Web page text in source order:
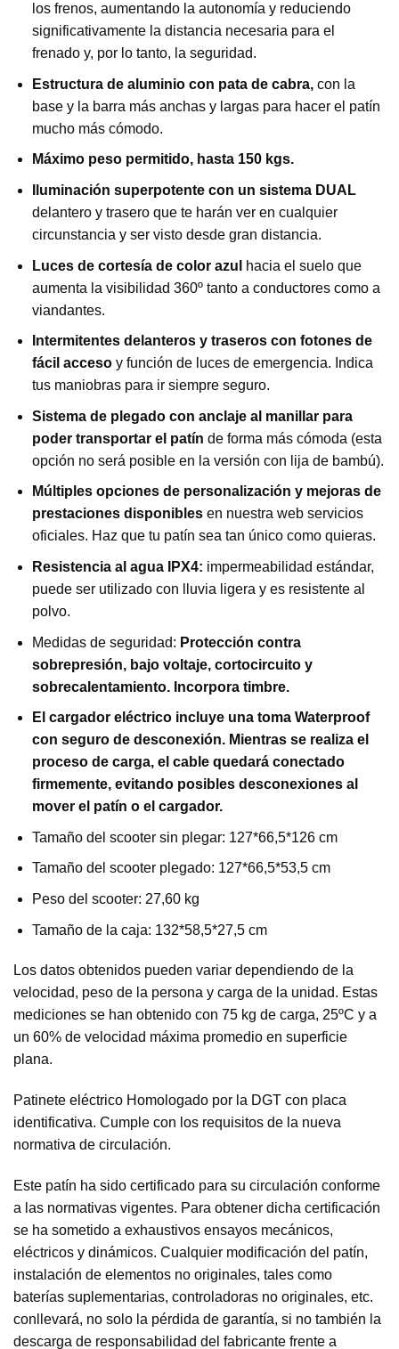
los frenos, aumentando la autonomía y reduciendo
significativamente la distancia necesaria para el
frenado y, por lo tanto, la seguridad.
Estructura de aluminio con pata de cabra,con la
base y la barra más anchas y largas para hacer el patín
mucho más cómodo.
Máximo peso permitido, hasta 150 kgs.
Iluminación superpotente con un sistema DUAL
delantero y trasero que te harán ver en cualquier
circunstancia y ser visto desde gran distancia.
Luces de cortesía de color azul
hacia el suelo que
aumenta la visibilidad 360º tanto a conductores como a
viandantes.
Intermitentes delanteros y traseros con fotones de
fácil accesoy función de luces de emergencia. Indica
tus maniobras para ir siempre seguro.
Sistema de plegado con anclaje al manillar para
poder transportar el patín de forma más cómoda (esta
opción no será posible en la versión con lija de bambú).
Múltiples opciones de personalización y mejoras de
prestaciones disponiblesen nuestra web servicios
oficiales. Haz que tu patín sea tan único como quieras.
Resistencia al agua IPX4: impermeabilidad estándar,
puede ser utilizado con lluvia ligera y es resistente al
polvo.
Medidas de seguridad: Protección contra
sobrepresión, bajo voltaje, cortocircuito y
sobrecalentamiento. Incorpora timbre.
El cargador eléctrico incluye una toma Waterproof
con seguro de desconexión. Mientras se realiza el
proceso de carga, el cable quedará conectado
firmemente, evitando posibles desconexiones al
mover el patín o el cargador.
Tamaño del scooter sin plegar: 127*66,5*126 cm
Tamaño del scooter plegado: 127*66,5*53,5 cm
Peso del scooter: 27,60 kg
Tamaño de la caja: 132*58,5*27,5 cm
Los datos obtenidos pueden variar dependiendo de la
velocidad, peso de la persona y carga de la unidad. Estas
mediciones se han obtenido con 75 kg de carga, 25ºC y a
un 60% de velocidad máxima promedio en superficie
plana.
Patinete eléctrico Homologado por la DGT con placa
identificativa. Cumple con los requisitos de la nueva
normativa de circulación.
Este patín ha sido certificado para su circulación conforme
a las normativas vigentes. Para obtener dicha certificación
se ha sometido a exhaustivos ensayos mecánicos,
eléctricos y dinámicos. Cualquier modificación del patín,
instalación de elementos no originales, tales como
baterías suplementarias, controladoras no originales, etc.
conllevará, no solo la pérdida de garantía, si no también la
descarga de responsabilidad del fabricante frente a